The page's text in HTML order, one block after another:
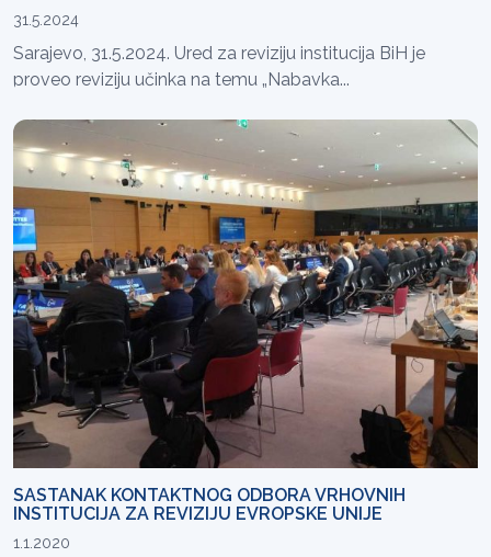
31.5.2024
Sarajevo, 31.5.2024. Ured za reviziju institucija BiH je
proveo reviziju učinka na temu „Nabavka...
SASTANAK KONTAKTNOG ODBORA VRHOVNIH
INSTITUCIJA ZA REVIZIJU EVROPSKE UNIJE
1.1.2020